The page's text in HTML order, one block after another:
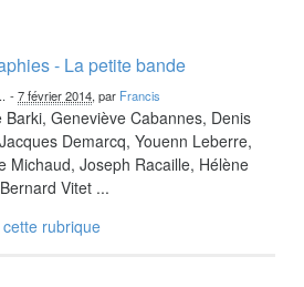
- La petite bande
-7 février 2014, par Francis
Barki, Geneviève Cabannes, Denis
Demarcq, Youenn Leberre,
Michaud, Joseph Racaille, Hélène
Vitet ...
rubrique